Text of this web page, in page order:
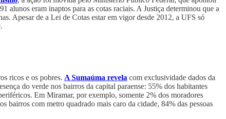
alunos eram inaptos para as cotas raciais. A Justiça determinou que a
Apesar de a Lei de Cotas estar em vigor desde 2012, a UFS só
ricos e os pobres. A Sumaúma revela com exclusividade dados da
do verde nos bairros da capital paraense: 55% dos habitantes
Em Miramar, por exemplo, somente 2% dos moradores
bairros com metro quadrado mais caro da cidade, 84% das pessoas